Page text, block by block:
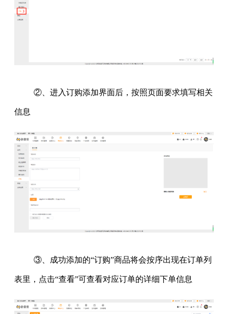
②、进入订购添加界面后，按照页面要求填写相关
信息
③、成功添加的“订购”商品将会按序出现在订单列
表里，点击“查看”可查看对应订单的详细下单信息